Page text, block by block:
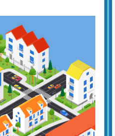
バーカップでもつまり
らない
基本料
3,000円
EB
限
定
割
引
作業費
5,500
部品代
0円〜
計 5,500 円〜
近のつまりなら、ラバーカップで解
つまりの原因がトイレ本体の排水
つまり専用機器（真空式・ワイヤー
動・電動トーラー、高圧洗浄機な